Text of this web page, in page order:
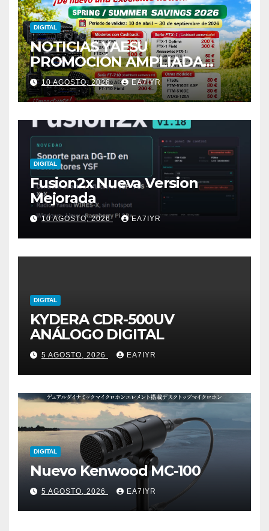
DIGITAL
NOTICIAS YAESU
PROMOCIÓN AMPLIADA
HASTA EL 30/09/2026
10 AGOSTO, 2026 EA7IYR
DIGITAL
Fusion2x Nueva Version
Mejorada
10 AGOSTO, 2026 EA7IYR
DIGITAL
KYDERA CDR-500UV
ANÁLOGO DIGITAL
5 AGOSTO, 2026 EA7IYR
DIGITAL
Nuevo Kenwood MC-100
5 AGOSTO, 2026 EA7IYR